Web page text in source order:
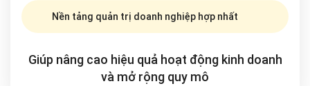
Nền tảng quản trị doanh nghiệp hợp nhất
Giúp nâng cao hiệu quả hoạt động kinh doanh
và mở rộng quy mô